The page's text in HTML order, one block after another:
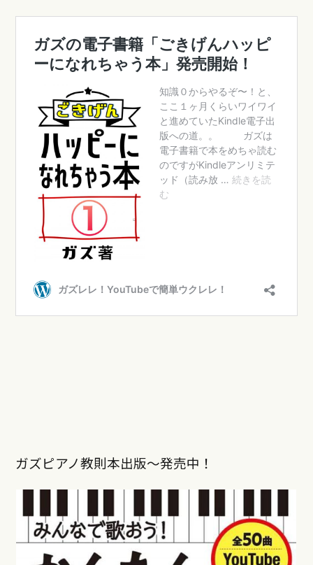
ガズピアノ教則本出版〜発売中！